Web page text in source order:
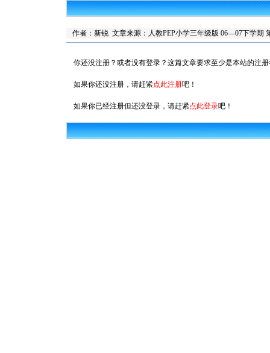
作者：新锐 文章来源： 人教PEP小学三年级版 06—07下学期
你还没注册？或者没有登录？这篇文章要求至少是本站的注
如果你还没注册，请赶紧点此注册吧！
如果你已经注册但还没登录，请赶紧点此登录吧！